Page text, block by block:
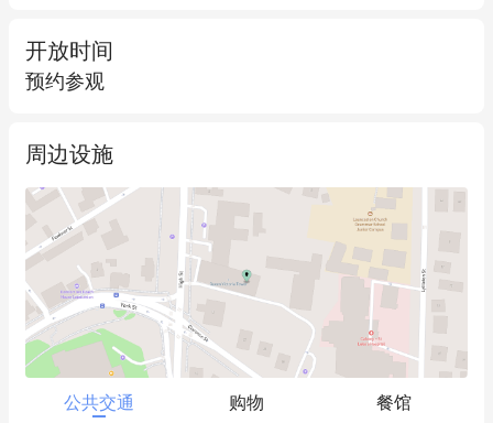
政府租客保障稳定收益
康服务租户，构成了高度协作、成熟完善的医疗服务生态。
七层地标级商业建筑
位于High Street 核心地段的6,742平方米*多层高标准医疗及专业
服务设施，经过大规模改造升级，在保留历史风貌的同时，内部
配备了完善的现代化设施，且带有 47 个专属停车位，具备优秀的
曝光度和交通便利性
城市核心黄金区位
开放时间
预约参观
周边设施
公共交通 购物 餐馆